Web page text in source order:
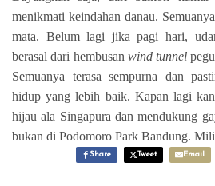
menikmati keindahan danau.
mata. Belum lagi jika pagi hari,
berasal dari hembusan wind tunnel
Semuanya terasa sempurna dan
hidup yang lebih baik. Kapan lagi
hijau ala Singapura dan mendukung
bukan di Podomoro Park Bandung.
Share Tweet Email